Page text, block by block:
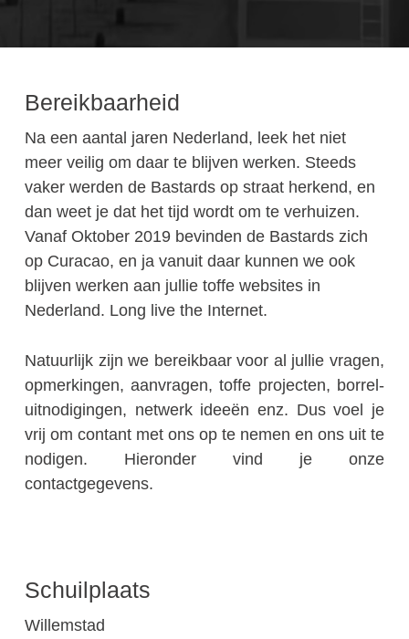
Bereikbaarheid
Na een aantal jaren Nederland, leek het niet
meer veilig om daar te blijven werken. Steeds
vaker werden de Bastards op straat herkend, en
dan weet je dat het tijd wordt om te verhuizen.
Vanaf Oktober 2019 bevinden de Bastards zich
op Curacao, en ja vanuit daar kunnen we ook
blijven werken aan jullie toffe websites in
Nederland. Long live the Internet.
Natuurlijk zijn we bereikbaar voor al jullie vragen,
opmerkingen, aanvragen, toffe projecten, borrel-
uitnodigingen, netwerk ideeën enz. Dus voel je
vrij om contant met ons op te nemen en ons uit te
nodigen. Hieronder vind je onze
contactgegevens.
Schuilplaats
Willemstad